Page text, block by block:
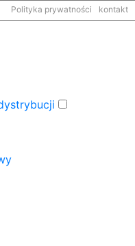
Polityka prywatności kontakt